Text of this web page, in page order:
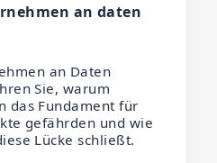
an daten
an Daten
Sie, warum
das Fundament für
gefährden und wie
Lücke schließt.